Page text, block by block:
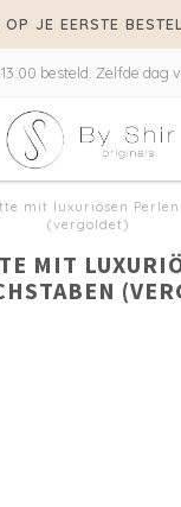
JE EERSTE
besteld. Zelfde dag
mit luxuriösen
(vergoldet)
MIT